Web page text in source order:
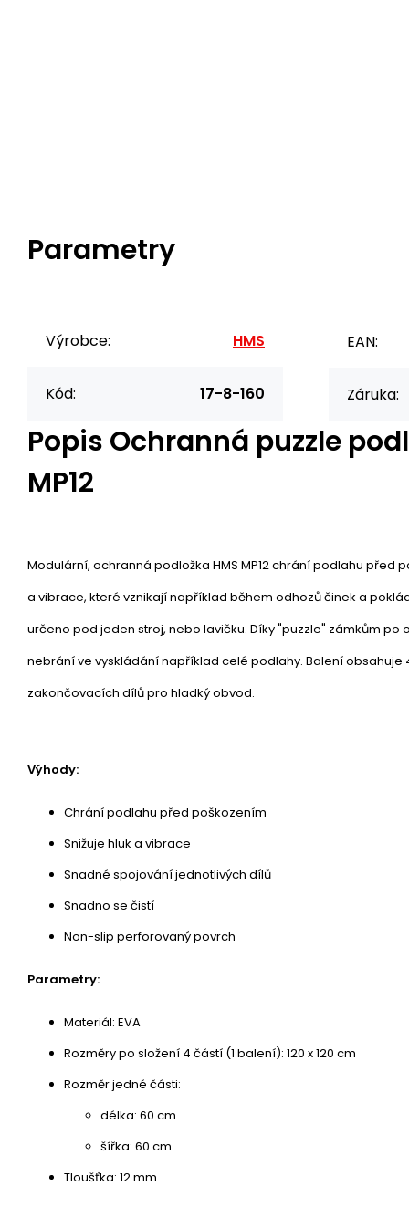
Parametry
Výrobce: HMS
Kód: 17-8-160
EAN:
Záruka:
Popis Ochranná puzzle
MP12
Modulární, ochranná podložka HMS MP12 chrání podlahu před
a vibrace, které vznikají například během odhozů činek a
určeno pod jeden stroj, nebo lavičku. Díky "puzzle" zámkům po
nebrání ve vyskládání například celé podlahy. Balení obsahuje
zakončovacích dílů pro hladký obvod.
Výhody:
Chrání podlahu před poškozením
Snižuje hluk a vibrace
Snadné spojování jednotlivých dílů
Snadno se čistí
Non-slip perforovaný povrch
Parametry:
Materiál: EVA
Rozměry po složení 4 částí (1 balení): 120 x 120 cm
Rozměr jedné části:
délka: 60 cm
šířka: 60 cm
Tloušťka: 12 mm